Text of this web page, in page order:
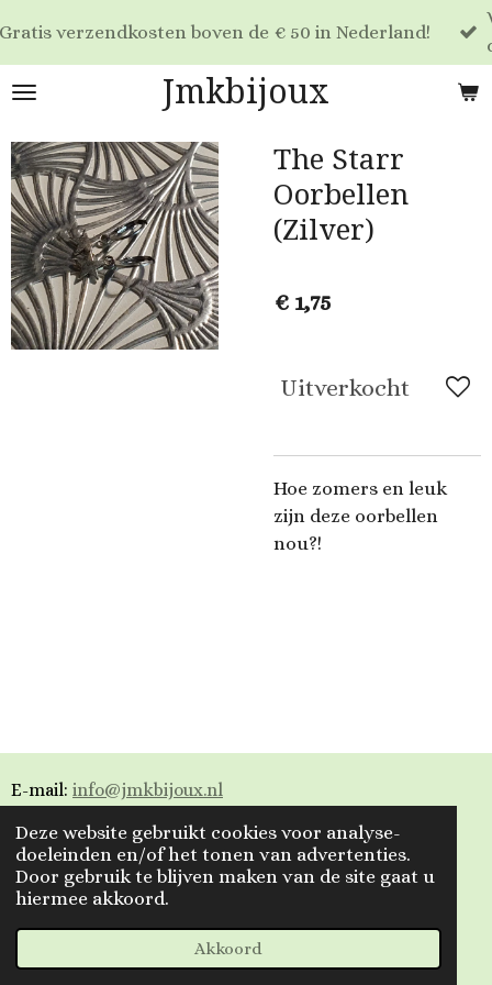
Deze website gebruikt cookies voor analyse-
doeleinden en/of het tonen van advertenties.
Door gebruik te blijven maken van de site gaat u
hiermee akkoord.
Akkoord
Ga
de
Jmkbijoux
boven de € 50 in Nederland!
Voor 17:00
dag verzonden!
The Starr
Oorbellen
(Zilver)
€ 1,75
Uitverkocht
Hoe zomers en leuk
zijn deze oorbellen
nou?!
E-mail: info@jmkbijoux.nl
Tiktok: jmkbijoux
Instagram: jmkbijoux.nl
Facebook: Jmkbijoux.nl & Jmk Bijoux
© 2023 - 2026 Jmkbijoux